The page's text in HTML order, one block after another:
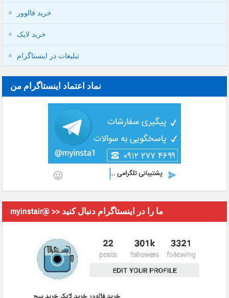
خرید فالوور
خرید لایک
تبلیغات در اینستاگرام
نماد اعتماد اینستاگرام من
myinstair@ >> ما را در اینستاگرام دنبال کنید